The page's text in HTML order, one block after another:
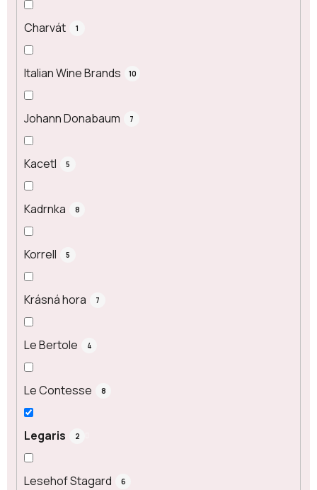
Charvát 1
Italian Wine Brands 10
Johann Donabaum 7
Kacetl 5
Kadrnka 8
Korrell 5
Krásná hora 7
Le Bertole 4
Le Contesse 8
Legaris 2
Lesehof Stagard 6